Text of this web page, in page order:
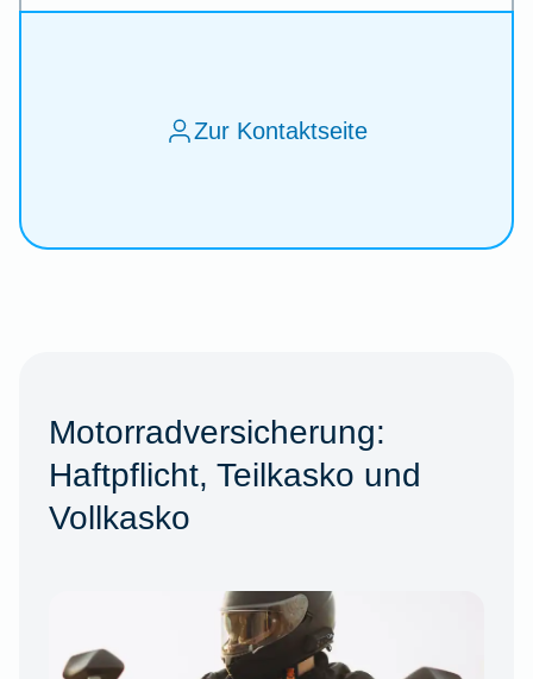
Zur Kontaktseite
Motorradversicherung:
Haftpflicht, Teilkasko und
Vollkasko